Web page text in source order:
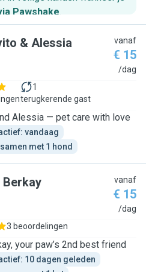
Pawshake.
& Alessia vanaf
€ 15
/dag
1
terugkerende gast
Alessia — pet care with love
vandaag
met 1 hond
Berkay vanaf
€ 15
/dag
3 beoordelingen
your paw’s 2nd best friend
10 dagen geleden